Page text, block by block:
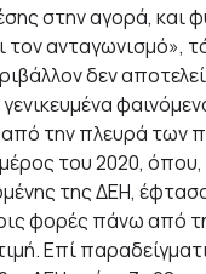
στην αγορά, και
τον ανταγωνισμό»,
δεν
από την πλευρά των
του 2020, όπου,
της ΔΕΗ,
φορές πάνω από
Επί